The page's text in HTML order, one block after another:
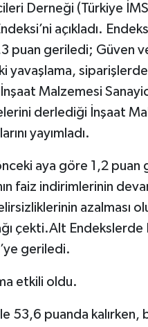
Derneği (Türkiye
açıkladı.
puan geriledi; Güven
yavaşlama,
Malzemesi
derlediği İnşaat
yayımladı.
aya göre 1,2
faiz indirimlerinin
azalması
çekti.Alt Endekslerde
geriledi.
etkili oldu.
53,6 puanda